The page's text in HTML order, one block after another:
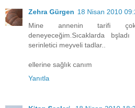
Zehra Gürgen 18 Nisan 2010
Mine annenin tarifi
deneyeceğim.Sıcaklarda
serinletici meyveli tadlar..
ellerine sağlık canım
Yanıtla